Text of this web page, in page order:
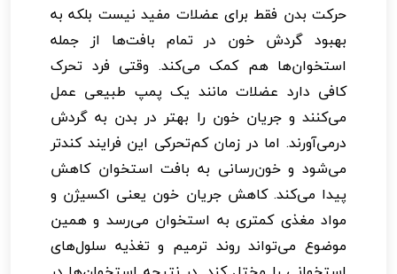
حرکت بدن فقط برای عضلات مفید نیست بلکه به
بهبود گردش خون در تمام بافت‌ها از جمله
استخوان‌ها هم کمک می‌کند. وقتی فرد تحرک
کافی دارد عضلات مانند یک پمپ طبیعی عمل
می‌کنند و جریان خون را بهتر در بدن به گردش
درمی‌آورند. اما در زمان کم‌تحرکی این فرایند کندتر
می‌شود و خون‌رسانی به بافت استخوان کاهش
پیدا می‌کند. کاهش جریان خون یعنی اکسیژن و
مواد مغذی کمتری به استخوان می‌رسد و همین
موضوع می‌تواند روند ترمیم و تغذیه سلول‌های